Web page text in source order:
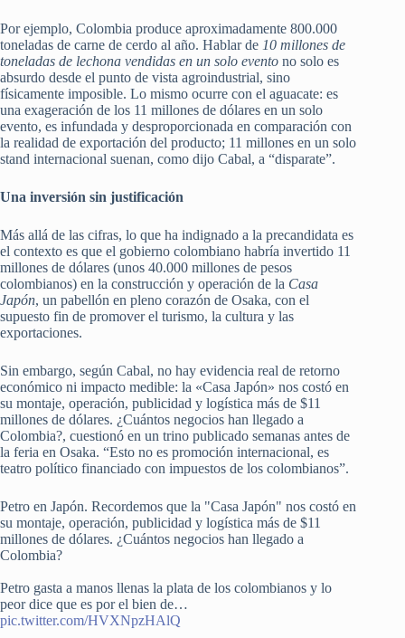
Por ejemplo, Colombia produce aproximadamente 800.000
toneladas de carne de cerdo al año. Hablar de 10 millones de
toneladas de lechona vendidas en un solo evento no solo es
absurdo desde el punto de vista agroindustrial, sino
físicamente imposible. Lo mismo ocurre con el aguacate: es
una exageración de los 11 millones de dólares en un solo
evento, es infundada y desproporcionada en comparación con
la realidad de exportación del producto; 11 millones en un solo
stand internacional suenan, como dijo Cabal, a “disparate”.
Una inversión sin justificación
Más allá de las cifras, lo que ha indignado a la precandidata es
el contexto es que el gobierno colombiano habría invertido 11
millones de dólares (unos 40.000 millones de pesos
colombianos) en la construcción y operación de la Casa
Japón, un pabellón en pleno corazón de Osaka, con el
supuesto fin de promover el turismo, la cultura y las
exportaciones.
Sin embargo, según Cabal, no hay evidencia real de retorno
económico ni impacto medible: la «Casa Japón» nos costó en
su montaje, operación, publicidad y logística más de $11
millones de dólares. ¿Cuántos negocios han llegado a
Colombia?, cuestionó en un trino publicado semanas antes de
la feria en Osaka. “Esto no es promoción internacional, es
teatro político financiado con impuestos de los colombianos”.
Petro en Japón. Recordemos que la "Casa Japón" nos costó en
su montaje, operación, publicidad y logística más de $11
millones de dólares. ¿Cuántos negocios han llegado a
Colombia?
Petro gasta a manos llenas la plata de los colombianos y lo
peor dice que es por el bien de…
pic.twitter.com/HVXNpzHAlQ